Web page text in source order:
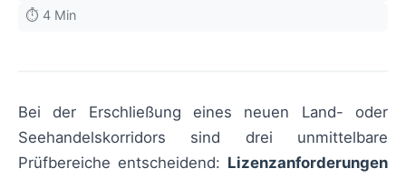
⏱️ 4 Min
Bei der Erschließung eines neuen Land- oder
Seehandelskorridors sind drei unmittelbare
Prüfbereiche entscheidend: Lizenzanforderungen